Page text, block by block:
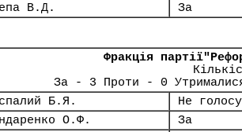
В.Д.
За
Фракція
За - 3 Проти - 0
Б.Я.
Не
О.Ф.
За